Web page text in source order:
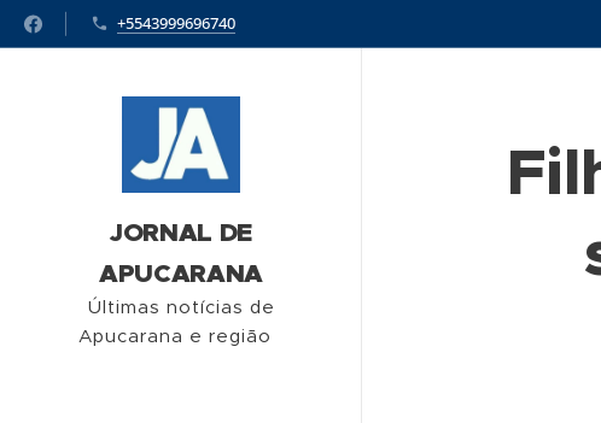
+5543999696740
JORNAL DE
APUCARANA
Últimas notícias de
Apucarana e região